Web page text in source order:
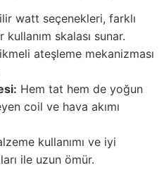
watt seçenekleri, farklı
skalası sunar.
ateşleme mekanizması
Hem tat hem de yoğun
coil ve hava akımı
kullanımı ve iyi
ile uzun ömür.